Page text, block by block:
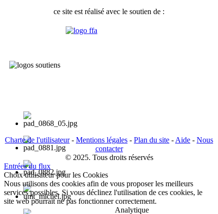
ce site est réalisé avec le soutien de :
Charte de l'utilisateur- Mentions légales - Plan du site - Aide - Nous
contacter
© 2025. Tous droits réservés
Entrées du flux
Choix utilisateur pour les Cookies
Nous utilisons des cookies afin de vous proposer les meilleurs
services possibles. Si vous déclinez l'utilisation de ces cookies, le
site web pourrait ne pas fonctionner correctement.
Analytique